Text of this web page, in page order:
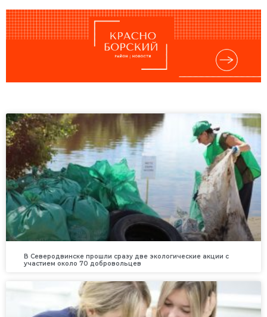
В Северодвинске прошли сразу две экологические акции с
участием около 70 добровольцев